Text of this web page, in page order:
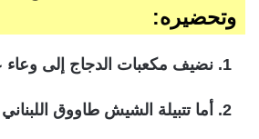
وتحضيره:
نضيف مكعبات الدجاج إلى وعاء
أما تتبيلة الشيش طاووق